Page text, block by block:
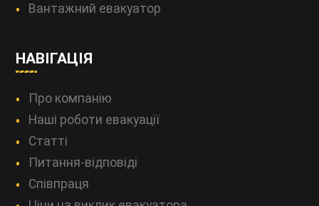
Вантажний евакуатор
НАВІГАЦІЯ
Про компанію
Наші роботи евакуації
Статті
Питання-відповіді
Співпраця